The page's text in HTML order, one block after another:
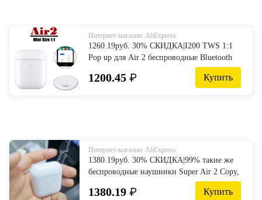
Интернет-магазин: AliExpress
1260.19руб. 30% СКИДКА|I200 TWS 1:1
Pop up для Air 2 беспроводные Bluetooth
наушники сенсорное управление
наушники 6D стерео гарнитура Поддержка
1200.45 ₽ Купить
Интернет-магазин: AliExpress
1380.19руб. 30% СКИДКА|99% такие же
беспроводные наушники Super Air 2 Copy,
умный светильник, Bluetooth 5,0,
наушники, всплывающее Беспроводное
1380.19 ₽ Купить